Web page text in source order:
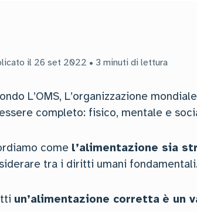
il 26 set 2022 • 3 minuti di lettura
L’OMS, L’organizzazione
completo: fisico, mentale e
come l’alimentazione sia
tra i diritti umani
un’alimentazione corretta è un